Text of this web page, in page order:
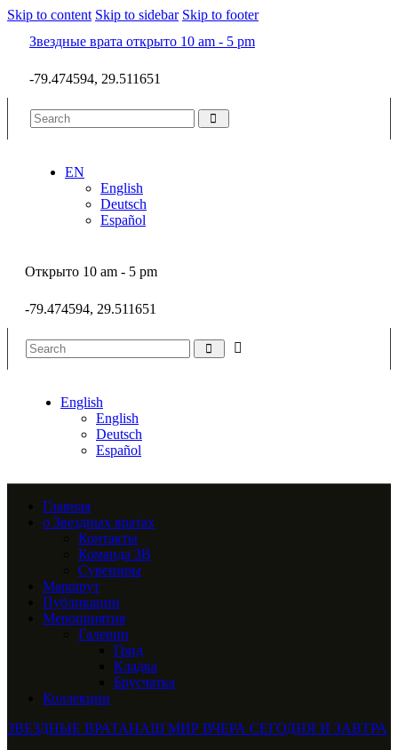
Skip to content Skip to sidebar Skip to footer
Звездные врата открыто 10 am - 5 pm
-79.474594, 29.511651
EN
English
Deutsch
Español
Открыто 10 am - 5 pm
-79.474594, 29.511651
English
English
Deutsch
Español
Главная
о Звездных вратах
Контакты
Команда ЗВ
Сувениры
Маршрут
Публикации
Мероприятия
Галерии
Грид
Кладка
Брусчатка
Коллекции
ЗВЕЗДНЫЕ ВРАТАНАШ МИР ВЧЕРА СЕГОДНЯ И ЗАВТРА